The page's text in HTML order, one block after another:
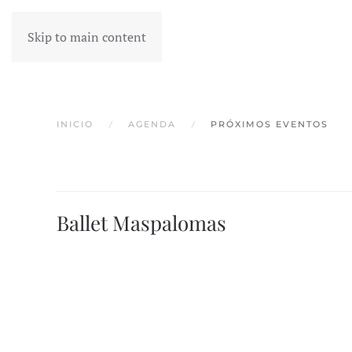
Skip to main content
INICIO AGENDA PRÓXIMOS EVENTOS
Ballet Maspalomas